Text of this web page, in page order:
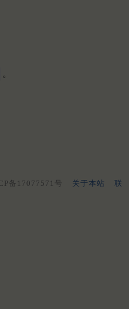
。
备17077571号 关于本站
联